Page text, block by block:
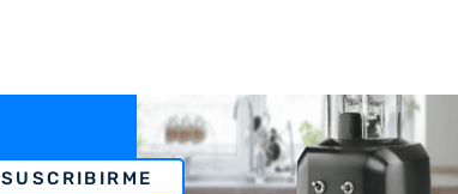
SUSCRIBIRME